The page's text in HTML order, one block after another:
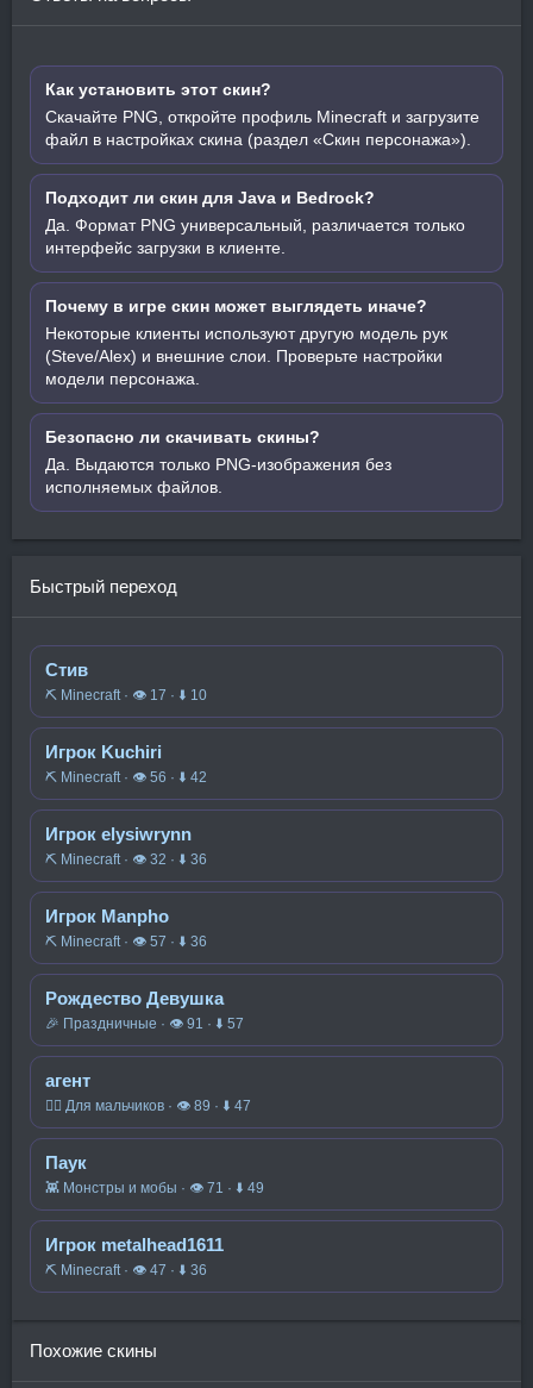
Как установить этот скин?
Скачайте PNG, откройте профиль Minecraft и загрузите
файл в настройках скина (раздел «Скин персонажа»).
Подходит ли скин для Java и Bedrock?
Да. Формат PNG универсальный, различается только
интерфейс загрузки в клиенте.
Почему в игре скин может выглядеть иначе?
Некоторые клиенты используют другую модель рук
(Steve/Alex) и внешние слои. Проверьте настройки
модели персонажа.
Безопасно ли скачивать скины?
Да. Выдаются только PNG-изображения без
исполняемых файлов.
Быстрый переход
Стив
⛏️ Minecraft · 👁 17 · ⬇ 10
Игрок Kuchiri
⛏️ Minecraft · 👁 56 · ⬇ 42
Игрок elysiwrynn
⛏️ Minecraft · 👁 32 · ⬇ 36
Игрок Manpho
⛏️ Minecraft · 👁 57 · ⬇ 36
Рождество Девушка
🎉 Праздничные · 👁 91 · ⬇ 57
агент
🧍‍♂️ Для мальчиков · 👁 89 · ⬇ 47
Паук
👾 Монстры и мобы · 👁 71 · ⬇ 49
Игрок metalhead1611
⛏️ Minecraft · 👁 47 · ⬇ 36
Похожие скины